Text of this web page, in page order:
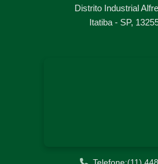
Distrito Industrial
Itatiba - SP,